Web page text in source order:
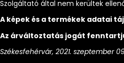
Szolgáltató által nem kerültek
A képek és a termékek adatai
Az árváltoztatás jogát
Székesfehérvár, 2021. szeptember